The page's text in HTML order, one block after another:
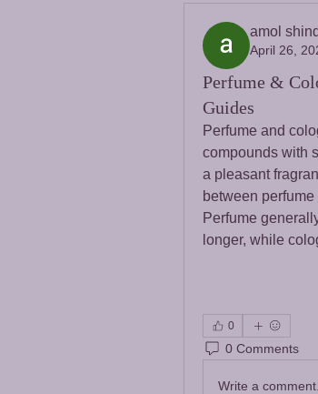
amol
April 26,
Perfume &
Guides
Perfume and
compounds with
a pleasant
between
Perfume
longer, while
0
0 Comments
Write a